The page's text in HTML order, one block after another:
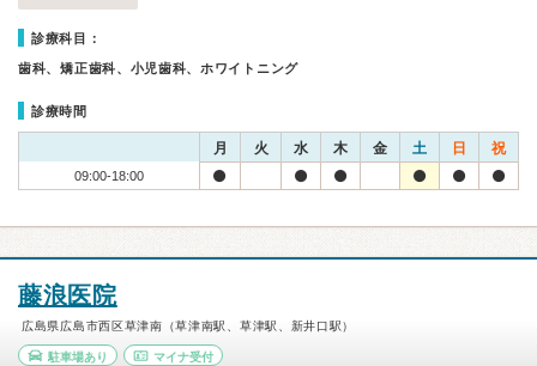
診療科目：
歯科、矯正歯科、小児歯科、ホワイトニング
診療時間
月 火 水 木 金 土 日 祝
09:00-18:00
藤浪医院
広島県広島市西区草津南（草津南駅、草津駅、新井口駅）
駐車場あり マイナ受付